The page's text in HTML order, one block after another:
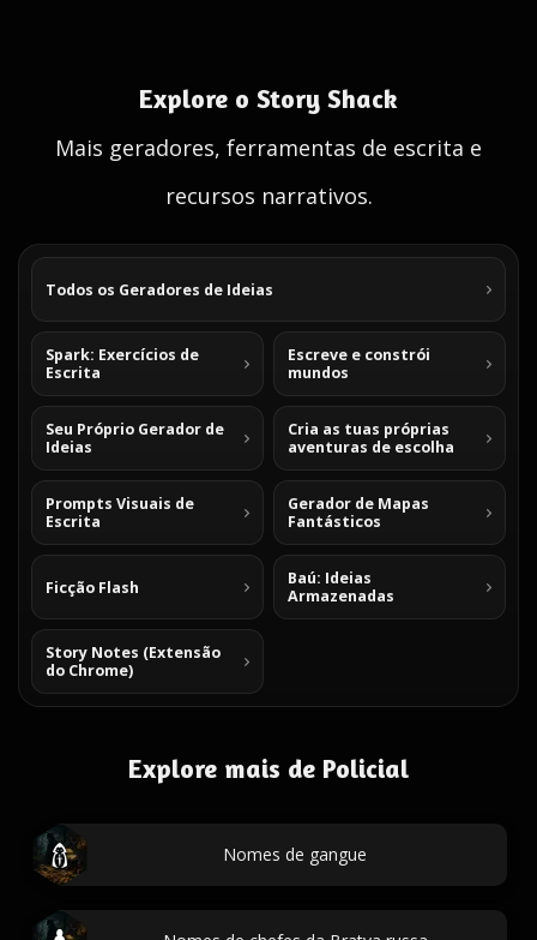
Explore o Story Shack
Mais geradores, ferramentas de escrita e
recursos narrativos.
Todos os Geradores de Ideias
Spark: Exercícios de
Escrita
Escreve e constrói
mundos
Seu Próprio Gerador de
Ideias
Cria as tuas próprias
aventuras de escolha
Prompts Visuais de
Escrita
Gerador de Mapas
Fantásticos
Ficção Flash
Baú: Ideias
Armazenadas
Story Notes (Extensão
do Chrome)
Explore mais de Policial
Nomes de gangue